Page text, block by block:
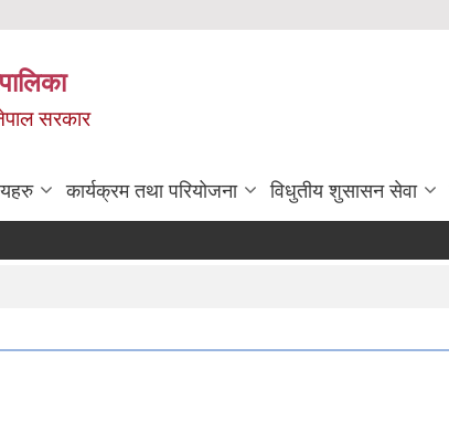
सरकार
कार्यक्रम तथा परियोजना विधुतीय शुसासन सेवा